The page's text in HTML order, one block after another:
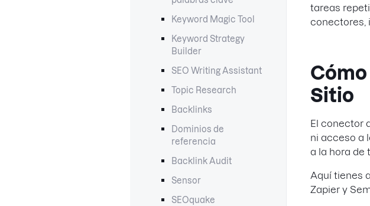
Keyword Magic Tool
Keyword Strategy
Builder
SEO Writing Assistant
Topic Research
Backlinks
Dominios de
referencia
Backlink Audit
Sensor
SEOquake
tareas
conectores,
Sitio
El conector
ni acceso a
a la hora de
Aquí tienes
Zapier y